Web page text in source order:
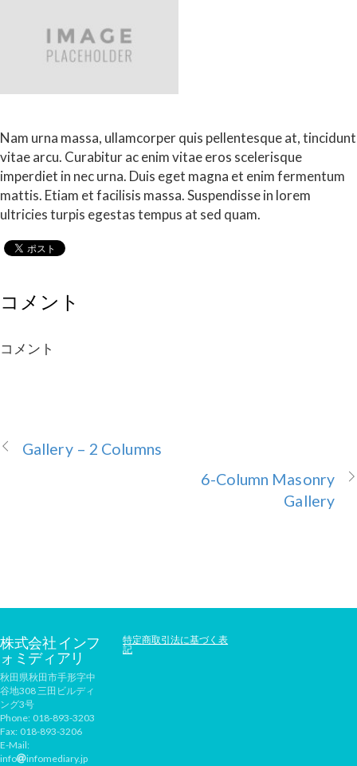
Nam urna massa, ullamcorper quis pellentesque at, tincidunt
vitae arcu. Curabitur ac enim vitae eros scelerisque
imperdiet in nec urna. Duis eget magna et enim fermentum
mattis. Etiam et facilisis massa. Suspendisse in lorem
ultricies turpis egestas tempus at sed quam.
コメント
コメント
Gallery – 2 Columns
6-Column Masonry
Gallery
株式会社 インフ
ォミディアリ
秋田県秋田市手形字中
谷地308 三田ビルディ
ング3号
Phone: 018-893-3203
Fax: 018-893-3206
E-Mail:
info
infomediary.jp
特定商取引法に基づく表
記